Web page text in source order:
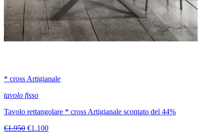
* cross Artigianale
tavolo fisso
Tavolo rettangolare * cross Artigianale scontato del 44%
€1.950 €1.100